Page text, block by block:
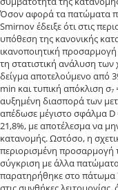
Όσον αφορά τα πατώματα
Smirnov έδειξε ότι στις
υπόθεση της κανονικής
ικανοποιητική
τη στατιστική ανάλυση
δείγμα αποτελούμενο από
min και τυπική απόκλιση
αυξημένη διασπορά των
απέδωσε μέγιστο σφάλμα D
21,8%, με αποτέλεσμα να
κατανομής. Ωστόσο, η
περιορισμένη
σύγκριση με άλλα
παρατηρήθηκε στο πάτωμα 7